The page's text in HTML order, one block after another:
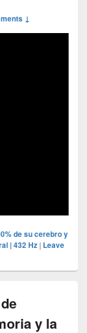
↓
de su cerebro y
| 432 Hz | Leave
y la